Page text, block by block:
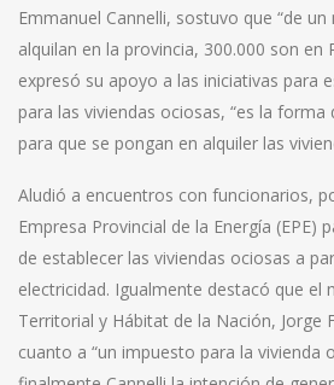
Emmanuel Cannelli, sostuvo que “de
alquilan en la provincia, 300.000 son en
expresó su apoyo a las iniciativas para
para las viviendas ociosas, “es la
para que se pongan en alquiler las
Aludió a encuentros con funcionarios,
Empresa Provincial de la Energía (EPE)
de establecer las viviendas ociosas a
electricidad. Igualmente destacó que el
Territorial y Hábitat de la Nación, Jorge
cuanto a “un impuesto para la vivienda